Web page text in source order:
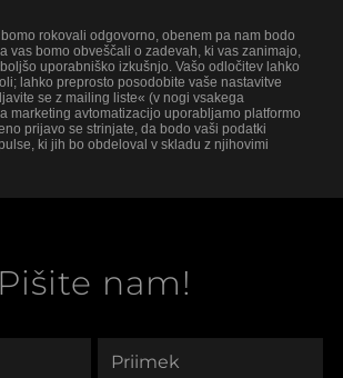
rokovali odgovorno, obenem pa nam bodo
vas bomo obveščali o zadevah, ki vas zanimajo,
uporabniško izkušnjo. Vašo odločitev lahko
lahko preprosto posodobite vaše nastavitve
se z mailing liste« (v nogi vsakega
marketing avtomatizacijo uporabljamo platformo
prijavo se strinjate, da bodo vaši podatki
ki jih bo obdeloval v skladu z njihovimi
Pišite nam!